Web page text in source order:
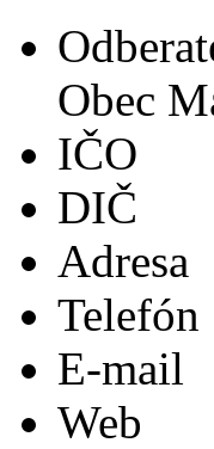
Obec
IČO
DIČ
Adresa
Telefón
E-mail
Web